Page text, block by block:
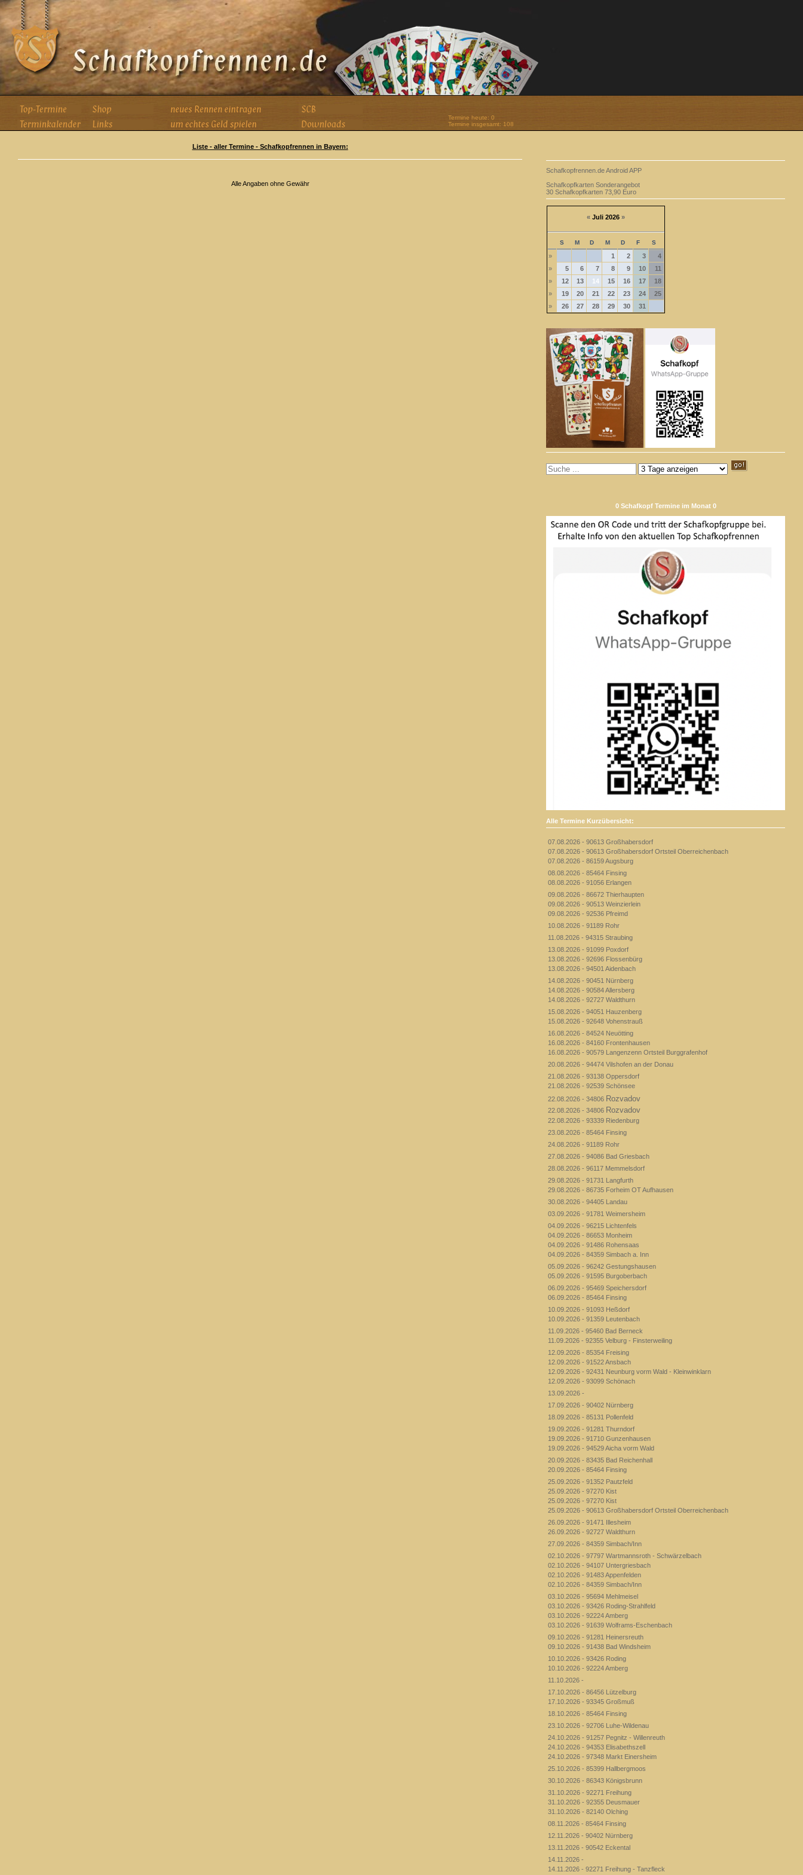
Termine heute: 0
Termine insgesamt: 108
Liste - aller Termine - Schafkopfrennen in Bayern:
Alle Angaben ohne Gewähr
Schafkopfrennen.de Android APP
Schafkopfkarten Sonderangebot
30 Schafkopfkarten 73,90 Euro
« Juli 2026 »
S M D M D F S
» 1 2 3
4
»
5 6 7 8 9 10
11
»
12 13 14 15 16 17
18
»
19 20 21 22 23 24
25
»
26 27 28 29 30 31
0 Schafkopf Termine im Monat 0
Alle Termine Kurzübersicht:
07.08.2026 - 90613 Großhabersdorf
07.08.2026 - 90613 Großhabersdorf Ortsteil Oberreichenbach
07.08.2026 - 86159 Augsburg
08.08.2026 - 85464 Finsing
08.08.2026 - 91056 Erlangen
09.08.2026 - 86672 Thierhaupten
09.08.2026 - 90513 Weinzierlein
09.08.2026 - 92536 Pfreimd
10.08.2026 - 91189 Rohr
11.08.2026 - 94315 Straubing
13.08.2026 - 91099 Poxdorf
13.08.2026 - 92696 Flossenbürg
13.08.2026 - 94501 Aidenbach
14.08.2026 - 90451 Nürnberg
14.08.2026 - 90584 Allersberg
14.08.2026 - 92727 Waldthurn
15.08.2026 - 94051 Hauzenberg
15.08.2026 - 92648 Vohenstrauß
16.08.2026 - 84524 Neuötting
16.08.2026 - 84160 Frontenhausen
16.08.2026 - 90579 Langenzenn Ortsteil Burggrafenhof
20.08.2026 - 94474 Vilshofen an der Donau
21.08.2026 - 93138 Oppersdorf
21.08.2026 - 92539 Schönsee
22.08.2026 - 34806 Rozvadov
22.08.2026 - 34806 Rozvadov
22.08.2026 - 93339 Riedenburg
23.08.2026 - 85464 Finsing
24.08.2026 - 91189 Rohr
27.08.2026 - 94086 Bad Griesbach
28.08.2026 - 96117 Memmelsdorf
29.08.2026 - 91731 Langfurth
29.08.2026 - 86735 Forheim OT Aufhausen
30.08.2026 - 94405 Landau
03.09.2026 - 91781 Weimersheim
04.09.2026 - 96215 Lichtenfels
04.09.2026 - 86653 Monheim
04.09.2026 - 91486 Rohensaas
04.09.2026 - 84359 Simbach a. Inn
05.09.2026 - 96242 Gestungshausen
05.09.2026 - 91595 Burgoberbach
06.09.2026 - 95469 Speichersdorf
06.09.2026 - 85464 Finsing
10.09.2026 - 91093 Heßdorf
10.09.2026 - 91359 Leutenbach
11.09.2026 - 95460 Bad Berneck
11.09.2026 - 92355 Velburg - Finsterweiling
12.09.2026 - 85354 Freising
12.09.2026 - 91522 Ansbach
12.09.2026 - 92431 Neunburg vorm Wald - Kleinwinklarn
12.09.2026 - 93099 Schönach
13.09.2026 -
17.09.2026 - 90402 Nürnberg
18.09.2026 - 85131 Pollenfeld
19.09.2026 - 91281 Thurndorf
19.09.2026 - 91710 Gunzenhausen
19.09.2026 - 94529 Aicha vorm Wald
20.09.2026 - 83435 Bad Reichenhall
20.09.2026 - 85464 Finsing
25.09.2026 - 91352 Pautzfeld
25.09.2026 - 97270 Kist
25.09.2026 - 97270 Kist
25.09.2026 - 90613 Großhabersdorf Ortsteil Oberreichenbach
26.09.2026 - 91471 Illesheim
26.09.2026 - 92727 Waldthurn
27.09.2026 - 84359 Simbach/Inn
02.10.2026 - 97797 Wartmannsroth - Schwärzelbach
02.10.2026 - 94107 Untergriesbach
02.10.2026 - 91483 Appenfelden
02.10.2026 - 84359 Simbach/Inn
03.10.2026 - 95694 Mehlmeisel
03.10.2026 - 93426 Roding-Strahlfeld
03.10.2026 - 92224 Amberg
03.10.2026 - 91639 Wolframs-Eschenbach
09.10.2026 - 91281 Heinersreuth
09.10.2026 - 91438 Bad Windsheim
10.10.2026 - 93426 Roding
10.10.2026 - 92224 Amberg
11.10.2026 -
17.10.2026 - 86456 Lützelburg
17.10.2026 - 93345 Großmuß
18.10.2026 - 85464 Finsing
23.10.2026 - 92706 Luhe-Wildenau
24.10.2026 - 91257 Pegnitz - Willenreuth
24.10.2026 - 94353 Elisabethszell
24.10.2026 - 97348 Markt Einersheim
25.10.2026 - 85399 Hallbergmoos
30.10.2026 - 86343 Königsbrunn
31.10.2026 - 92271 Freihung
31.10.2026 - 92355 Deusmauer
31.10.2026 - 82140 Olching
08.11.2026 - 85464 Finsing
12.11.2026 - 90402 Nürnberg
13.11.2026 - 90542 Eckental
14.11.2026 -
14.11.2026 - 92271 Freihung - Tanzfleck